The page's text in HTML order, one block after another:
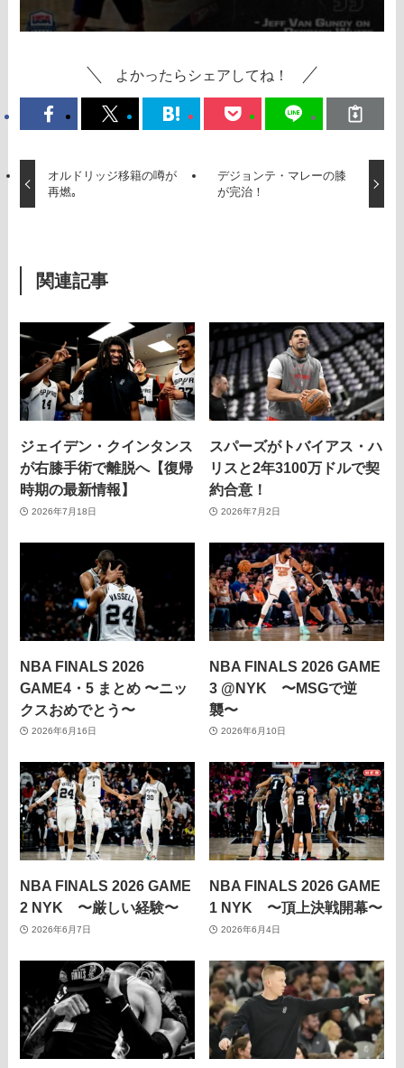
よかったらシェアしてね！
オルドリッジ移籍の噂が
再燃｡
デジョンテ・マレーの膝
が完治！
関連記事
ジェイデン・クインタンス
が右膝手術で離脱へ【復帰
時期の最新情報】
2026年7月18日
スパーズがトバイアス・ハ
リスと2年3100万ドルで契
約合意！
2026年7月2日
NBA FINALS 2026
GAME4・5 まとめ 〜ニッ
クスおめでとう〜
2026年6月16日
NBA FINALS 2026 GAME
3 @NYK 〜MSGで逆
襲〜
2026年6月10日
NBA FINALS 2026 GAME
2 NYK 〜厳しい経験〜
2026年6月7日
NBA FINALS 2026 GAME
1 NYK 〜頂上決戦開幕〜
2026年6月4日